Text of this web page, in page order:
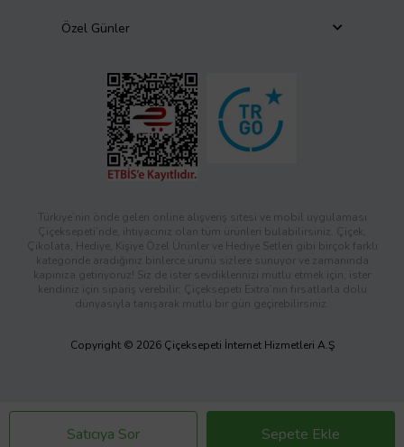
Satıcıya Sor Sepete Ekle
Özel Günler
Türkiye’nin önde gelen online alışveriş sitesi ve mobil uygulaması
Çiçeksepeti’nde, ihtiyacınız olan tüm ürünleri bulabilirsiniz. Çiçek,
Çikolata, Hediye, Kişiye Özel Ürünler ve Hediye Setleri gibi birçok farklı
kategoride aradığınız binlerce ürünü sizlere sunuyor ve zamanında
kapınıza getiriyoruz! Siz de ister sevdiklerinizi mutlu etmek için, ister
kendiniz için sipariş verebilir; Çiçeksepeti Extra’nın fırsatlarla dolu
dünyasıyla tanışarak mutlu bir gün geçirebilirsiniz.
Copyright © 2026 Çiçeksepeti İnternet Hizmetleri A.Ş